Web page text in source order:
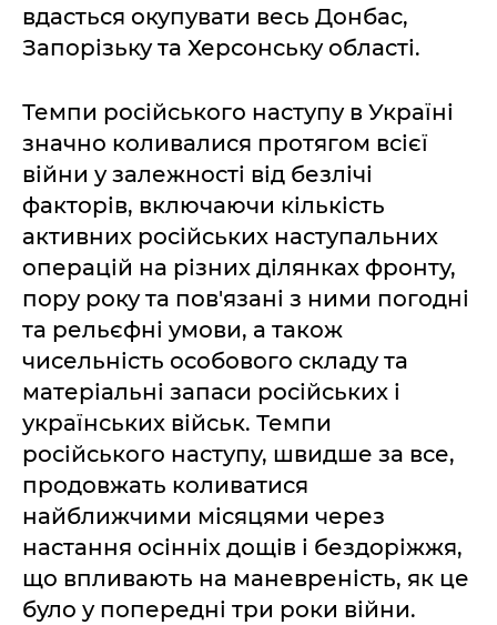
вдасться окупувати весь Донбас,
Запорізьку та Херсонську області.
Темпи російського наступу в Україні
значно коливалися протягом всієї
війни у залежності від безлічі
факторів, включаючи кількість
активних російських наступальних
операцій на різних ділянках фронту,
пору року та пов'язані з ними погодні
та рельєфні умови, а також
чисельність особового складу та
матеріальні запаси російських і
українських військ. Темпи
російського наступу, швидше за все,
продовжать коливатися
найближчими місяцями через
настання осінніх дощів і бездоріжжя,
що впливають на маневреність, як це
було у попередні три роки війни.